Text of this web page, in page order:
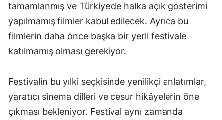
tamamlanmış ve Türkiye’de halka açık gösterimi
yapılmamış filmler kabul edilecek. Ayrıca bu
filmlerin daha önce başka bir yerli festivale
katılmamış olması gerekiyor.
Festivalin bu yılki seçkisinde yenilikçi anlatımlar,
yaratıcı sinema dilleri ve cesur hikâyelerin öne
çıkması bekleniyor. Festival aynı zamanda